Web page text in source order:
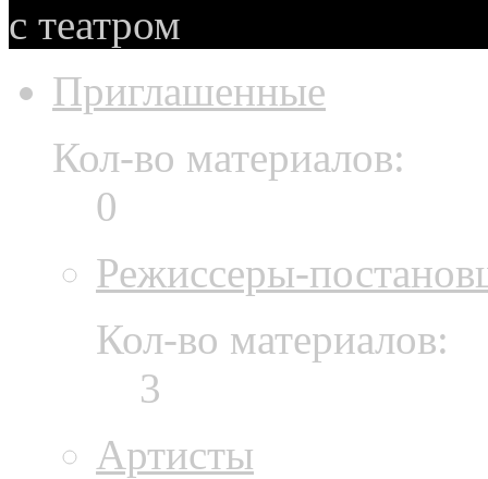
с театром
Приглашенные
Кол-во материалов:
0
Режиссеры-
Кол-во материалов:
3
Артисты